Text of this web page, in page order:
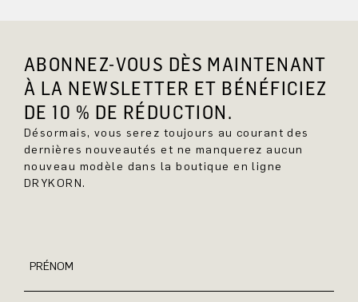
ABONNEZ-VOUS DÈS MAINTENANT
À LA NEWSLETTER ET BÉNÉFICIEZ
DE 10 % DE RÉDUCTION.
Désormais, vous serez toujours au courant des
dernières nouveautés et ne manquerez aucun
nouveau modèle dans la boutique en ligne
DRYKORN.
PRÉNOM